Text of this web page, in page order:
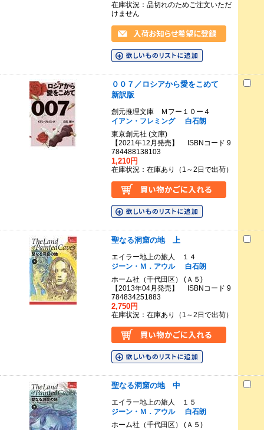
在庫状況：品切れのためご注文いただ
けません
００７／ロシアから愛をこめて
新訳版
創元推理文庫 Ｍフー１０ー４
イアン・フレミング
白石朗
東京創元社 (文庫)
【2021年12月発売】 ISBNコード 9
784488138103
1,210円
在庫状況：在庫あり（1～2日で出荷）
聖なる洞窟の地 上
エイラー地上の旅人 １４
ジーン・Ｍ．アウル
白石朗
ホーム社（千代田区） (Ａ５)
【2013年04月発売】 ISBNコード 9
784834251883
2,750円
在庫状況：在庫あり（1～2日で出荷）
聖なる洞窟の地 中
エイラー地上の旅人 １５
ジーン・Ｍ．アウル
白石朗
ホーム社（千代田区） (Ａ５)